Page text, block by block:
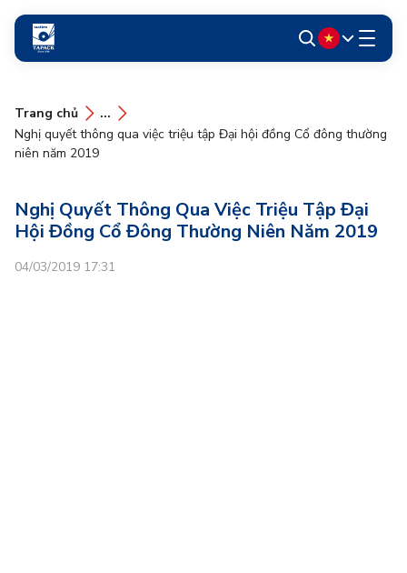
Trang chủ
...
Nghị quyết thông qua việc triệu tập Đại hội đồng Cổ đông thường
niên năm 2019
Nghị Quyết Thông Qua Việc Triệu Tập Đại
Hội Đồng Cổ Đông Thường Niên Năm 2019
04/03/2019 17:31